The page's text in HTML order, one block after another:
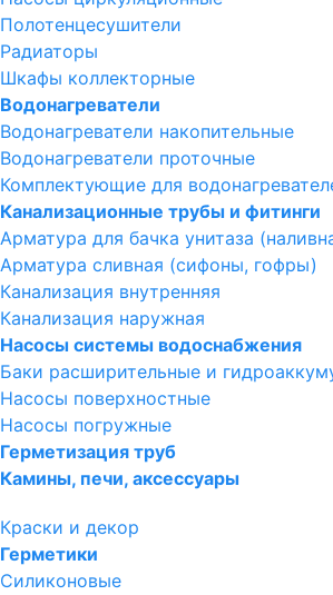
Полотенцесушители
Радиаторы
Шкафы коллекторные
Водонагреватели
Водонагреватели накопительные
Водонагреватели проточные
Комплектующие для
Канализационные трубы и фитинги
Арматура для бачка унитаза
Арматура сливная (сифоны, гофры)
Канализация внутренняя
Канализация наружная
Насосы системы водоснабжения
Баки расширительные и
Насосы поверхностные
Насосы погружные
Герметизация труб
Камины, печи, аксессуары
Краски и декор
Герметики
Силиконовые